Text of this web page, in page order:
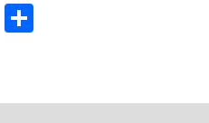
Share